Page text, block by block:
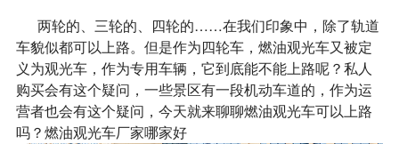
两轮的、三轮的、四轮的……在我们印象中，除了轨道
车貌似都可以上路。但是作为四轮车，燃油观光车又被定
义为观光车，作为专用车辆，它到底能不能上路呢？私人
购买会有这个疑问，一些景区有一段机动车道的，作为运
营者也会有这个疑问，今天就来聊聊燃油观光车可以上路
吗？燃油观光车厂家哪家好